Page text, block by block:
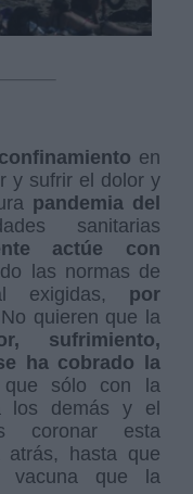
en
y sufrir el dolor y
pandemia del
sanitarias
actúe con
las normas de
exigidas, por
quieren que la
sufrimiento,
ha cobrado la
sólo con la
los demás y el
coronar esta
atrás, hasta que
vacuna que la